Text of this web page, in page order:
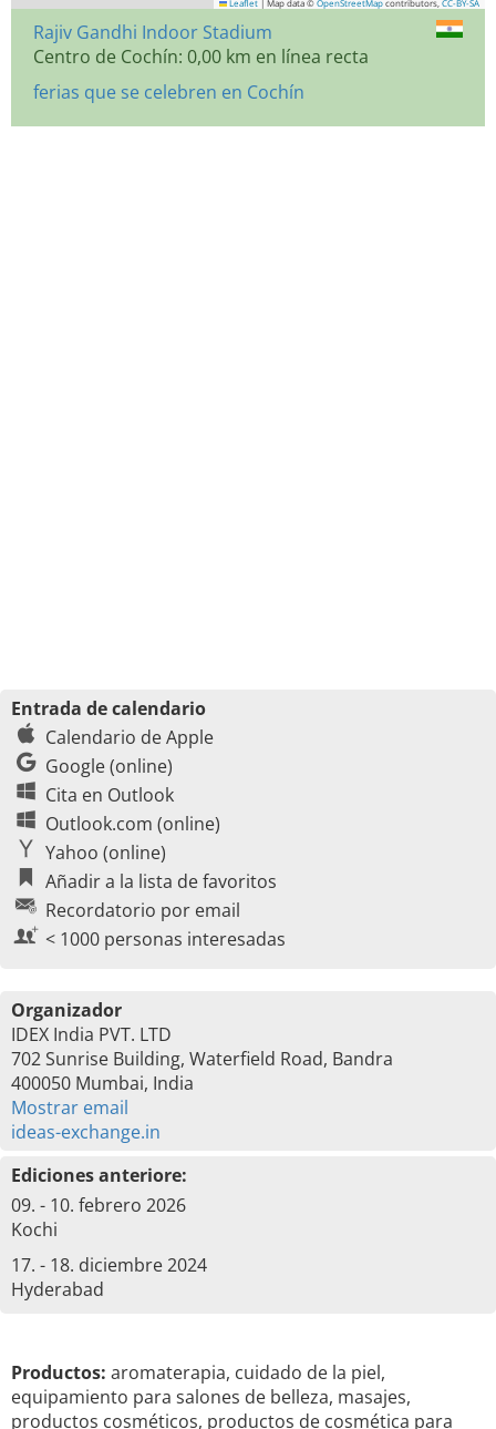
Leaflet Map data © OpenStreetMap contributors, CC-BY-SA
Rajiv Gandhi Indoor Stadium
Centro de Cochín: 0,00 km en línea recta
ferias que se celebren en Cochín
Entrada de calendario
Calendario de Apple
Google (online)
Cita en Outlook
Outlook.com (online)
Yahoo (online)
Añadir a la lista de favoritos
Recordatorio por email
< 1000 personas interesadas
Organizador
IDEX India PVT. LTD
702 Sunrise Building, Waterfield Road, Bandra
400050 Mumbai, India
Mostrar email
ideas-exchange.in
Ediciones anteriore:
09. - 10. febrero 2026
Kochi
17. - 18. diciembre 2024
Hyderabad
Productos: aromaterapia, cuidado de la piel,
equipamiento para salones de belleza, masajes,
productos cosméticos, productos de cosmética para